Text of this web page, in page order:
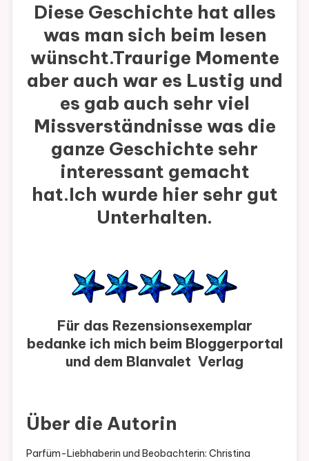
Diese Geschichte hat alles
was man sich beim lesen
wünscht.Traurige Momente
aber auch war es Lustig und
es gab auch sehr viel
Missverständnisse was die
ganze Geschichte sehr
interessant gemacht
hat.Ich wurde hier sehr gut
Unterhalten.
Für das Rezensionsexemplar
bedanke ich mich beim Bloggerportal
und dem Blanvalet Verlag
Über die Autorin
Parfüm-Liebhaberin und Beobachterin: Christina